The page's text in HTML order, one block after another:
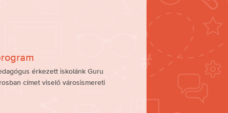
érkezett iskolánk Guru
címet viselő városismereti